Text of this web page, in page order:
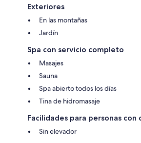
Exteriores
En las montañas
Jardín
Spa con servicio completo
Masajes
Sauna
Spa abierto todos los días
Tina de hidromasaje
Facilidades para personas con
Sin elevador